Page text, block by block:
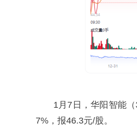
1月7日，华阳智能
7%，报46.3元/股。